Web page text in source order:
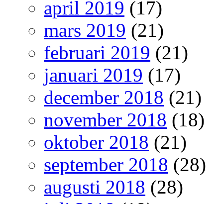
april 2019 (17)
mars 2019 (21)
februari 2019 (21)
januari 2019 (17)
december 2018 (21)
november 2018 (18)
oktober 2018 (21)
september 2018 (28)
augusti 2018 (28)